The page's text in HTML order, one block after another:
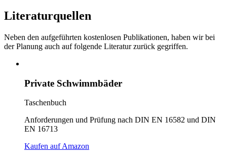
Literaturquellen
Neben den aufgeführten kostenlosen Publikationen, haben wir bei
der Planung auch auf folgende Literatur zurück gegriffen.
Private Schwimmbäder
Taschenbuch
Anforderungen und Prüfung nach DIN EN 16582 und DIN
EN 16713
Kaufen auf Amazon